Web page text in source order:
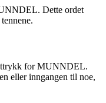
Dette ordet
for MUNNDEL.
eller inngangen til noe,